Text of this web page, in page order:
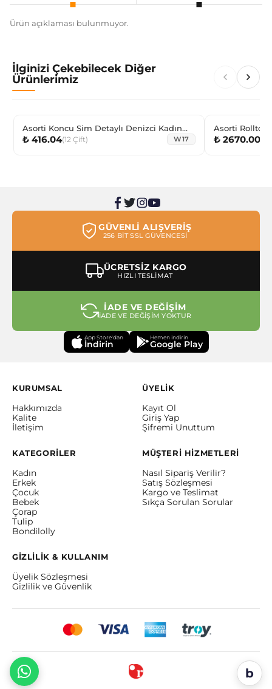
Ürün açıklaması bulunmuyor.
İlginizi Çekebilecek Diğer
Ürünlerimiz
Asorti Koncu Sim Detaylı Denizci Kadın
Kısakonç
₺ 416.04(12 Çift) W17
Asorti Rolltop
₺ 2670.00
GÜVENLİ ALIŞVERİŞ
256 BİT SSL GÜVENCESİ
ÜCRETSİZ KARGO
HIZLI TESLİMAT
İADE VE DEĞİŞİM
İADE VE DEĞİŞİM YOKTUR
App Store'dan
İndirin
Hemen indirin
Google Play
KURUMSAL
Hakkımızda
Kalite
İletişim
ÜYELİK
Kayıt Ol
Giriş Yap
Şifremi Unuttum
KATEGORİLER
Kadın
Erkek
Çocuk
Bebek
Çorap
Tulip
Bondilolly
MÜŞTERİ HİZMETLERİ
Nasıl Sipariş Verilir?
Satış Sözleşmesi
Kargo ve Teslimat
Sıkça Sorulan Sorular
GİZLİLİK & KULLANIM
Üyelik Sözleşmesi
Gizlilik ve Güvenlik
b